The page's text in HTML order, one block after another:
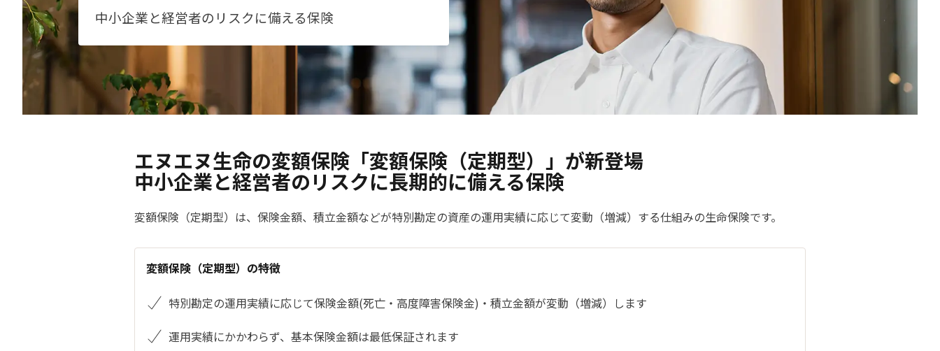
中小企業と経営者のリスクに備える保険
エヌエヌ生命の変額保険「変額保険（定期型）」が新登場
中小企業と経営者のリスクに長期的に備える保険
変額保険（定期型）は、保険金額、積立金額などが特別勘定の資産の運用実績に応じて変動（増減）する仕組みの生命保険です。
変額保険（定期型）の特徴
特別勘定の運用実績に応じて保険金額(死亡・高度障害保険金)・積立金額が変動（増減）します
運用実績にかかわらず、基本保険金額は最低保証されます